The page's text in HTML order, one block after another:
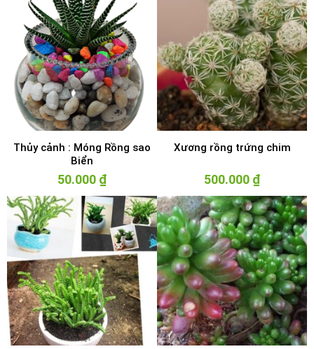
Thủy cảnh : Móng Rồng sao
Biển
50.000 ₫
Xương rồng trứng chim
500.000 ₫